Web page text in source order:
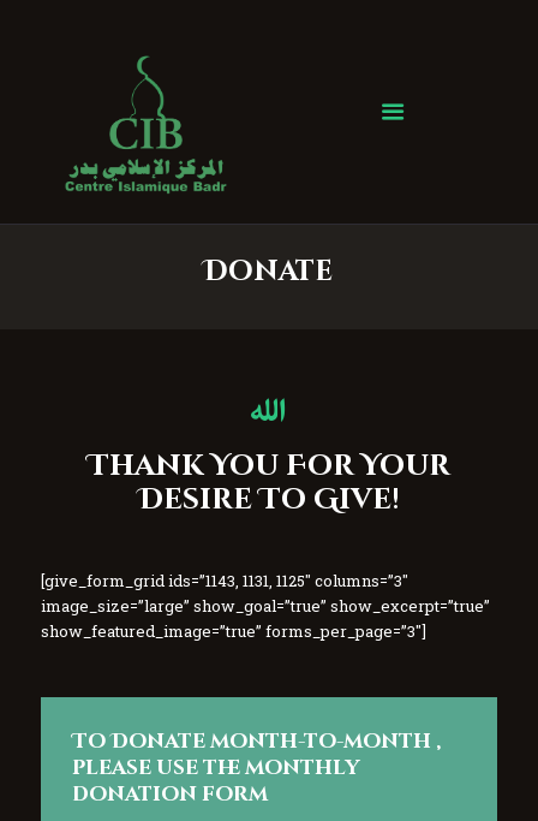
Donate
Centre Islamique Badr
Accueil
À propos
Thank You For Your
Desire To Give!
[give_form_grid ids=”1143, 1131, 1125″ columns=”3″
image_size=”large” show_goal=”true” show_excerpt=”true”
show_featured_image=”true” forms_per_page=”3″]
To Donate month-to-month ,
please use the monthly
donation form